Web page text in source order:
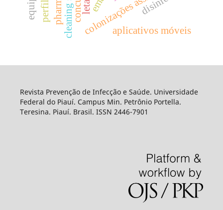
aplicativos móveis
Revista Prevenção de Infecção e Saúde. Universidade
Federal do Piauí. Campus Min. Petrônio Portella.
Teresina. Piauí. Brasil. ISSN 2446-7901